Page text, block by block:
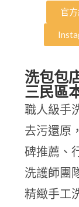
官
洗包包
三民區
職人級手
去污還原
碑推薦、
洗護師團
精緻手工